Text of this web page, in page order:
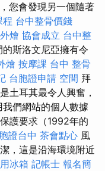
您會發現另一個隨著
程 台中整骨價錢
燴 協會成立 台中整
斯洛文尼亞擁有令
燴 按摩課 台中 整骨
台胞證申請 空間 拜
土耳其最令人興奮，
們網站的個人數據
護要求（1992年的
證台中 茶會點心 風
，這是沿海環境附近
冰箱 記帳士 報名簡